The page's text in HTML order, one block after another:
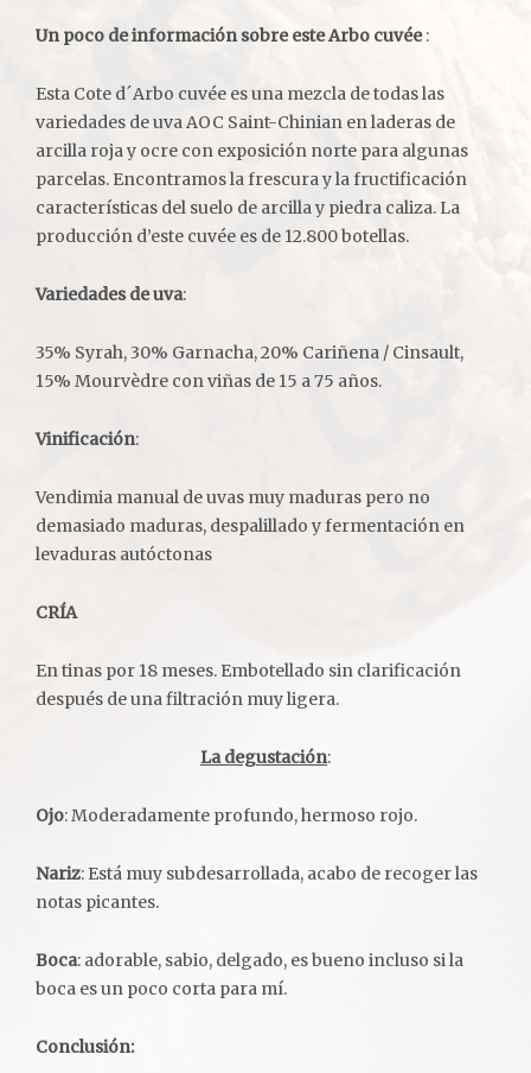
Un poco de información sobre este Arbo cuvée:
Esta Cote d´Arbo cuvée es una mezcla de todas las
variedades de uva AOC Saint-Chinian en laderas de
arcilla roja y ocre con exposición norte para algunas
parcelas. Encontramos la frescura y la fructificación
características del suelo de arcilla y piedra caliza. La
producción d’este cuvée es de 12.800 botellas.
Variedades de uva:
35% Syrah, 30% Garnacha, 20% Cariñena / Cinsault,
15% Mourvèdre con viñas de 15 a 75 años.
Vinificación:
Vendimia manual de uvas muy maduras pero no
demasiado maduras, despalillado y fermentación en
levaduras autóctonas
CRÍA
En tinas por 18 meses. Embotellado sin clarificación
después de una filtración muy ligera.
La degustación:
Ojo: Moderadamente profundo, hermoso rojo.
Nariz: Está muy subdesarrollada, acabo de recoger las
notas picantes.
Boca: adorable, sabio, delgado, es bueno incluso si la
boca es un poco corta para mí.
Conclusión: